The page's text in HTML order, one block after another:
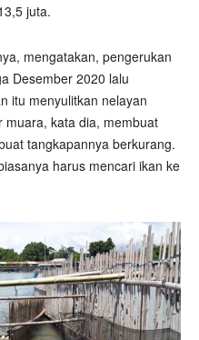
juta.
mengatakan, pengerukan
Desember 2020 lalu
itu menyulitkan nelayan
muara, kata dia, membuat
tangkapannya berkurang.
harus mencari ikan ke